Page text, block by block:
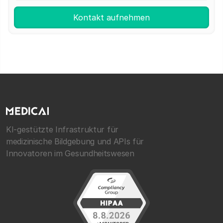
KI-gestützte Infrastruktur für
medizinische Bildgebung und APIs für
Innovatoren im Gesundheitswesen